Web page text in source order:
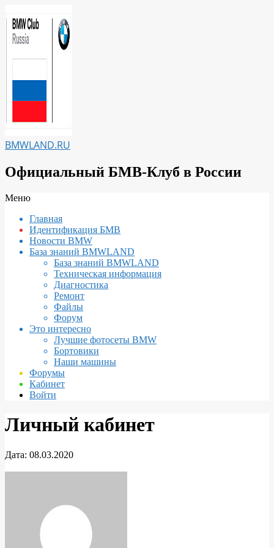
к
содержимому
BMWLAND.RU
Официальный БМВ-Клуб в России
Вторичное
навигации
Меню
Главная
Идентификация БМВ
Новости BMW
База знаний BMWLAND
База знаний BMWLAND
Техническая информация
Диагностика
Ремонт
Файлы
Форум
Это интересно
Лучшие фотосеты BMW
Бортовики
Наши машины
Форумы
Кабинет
Войти
Личный кабинет
Дата: 08.03.2020